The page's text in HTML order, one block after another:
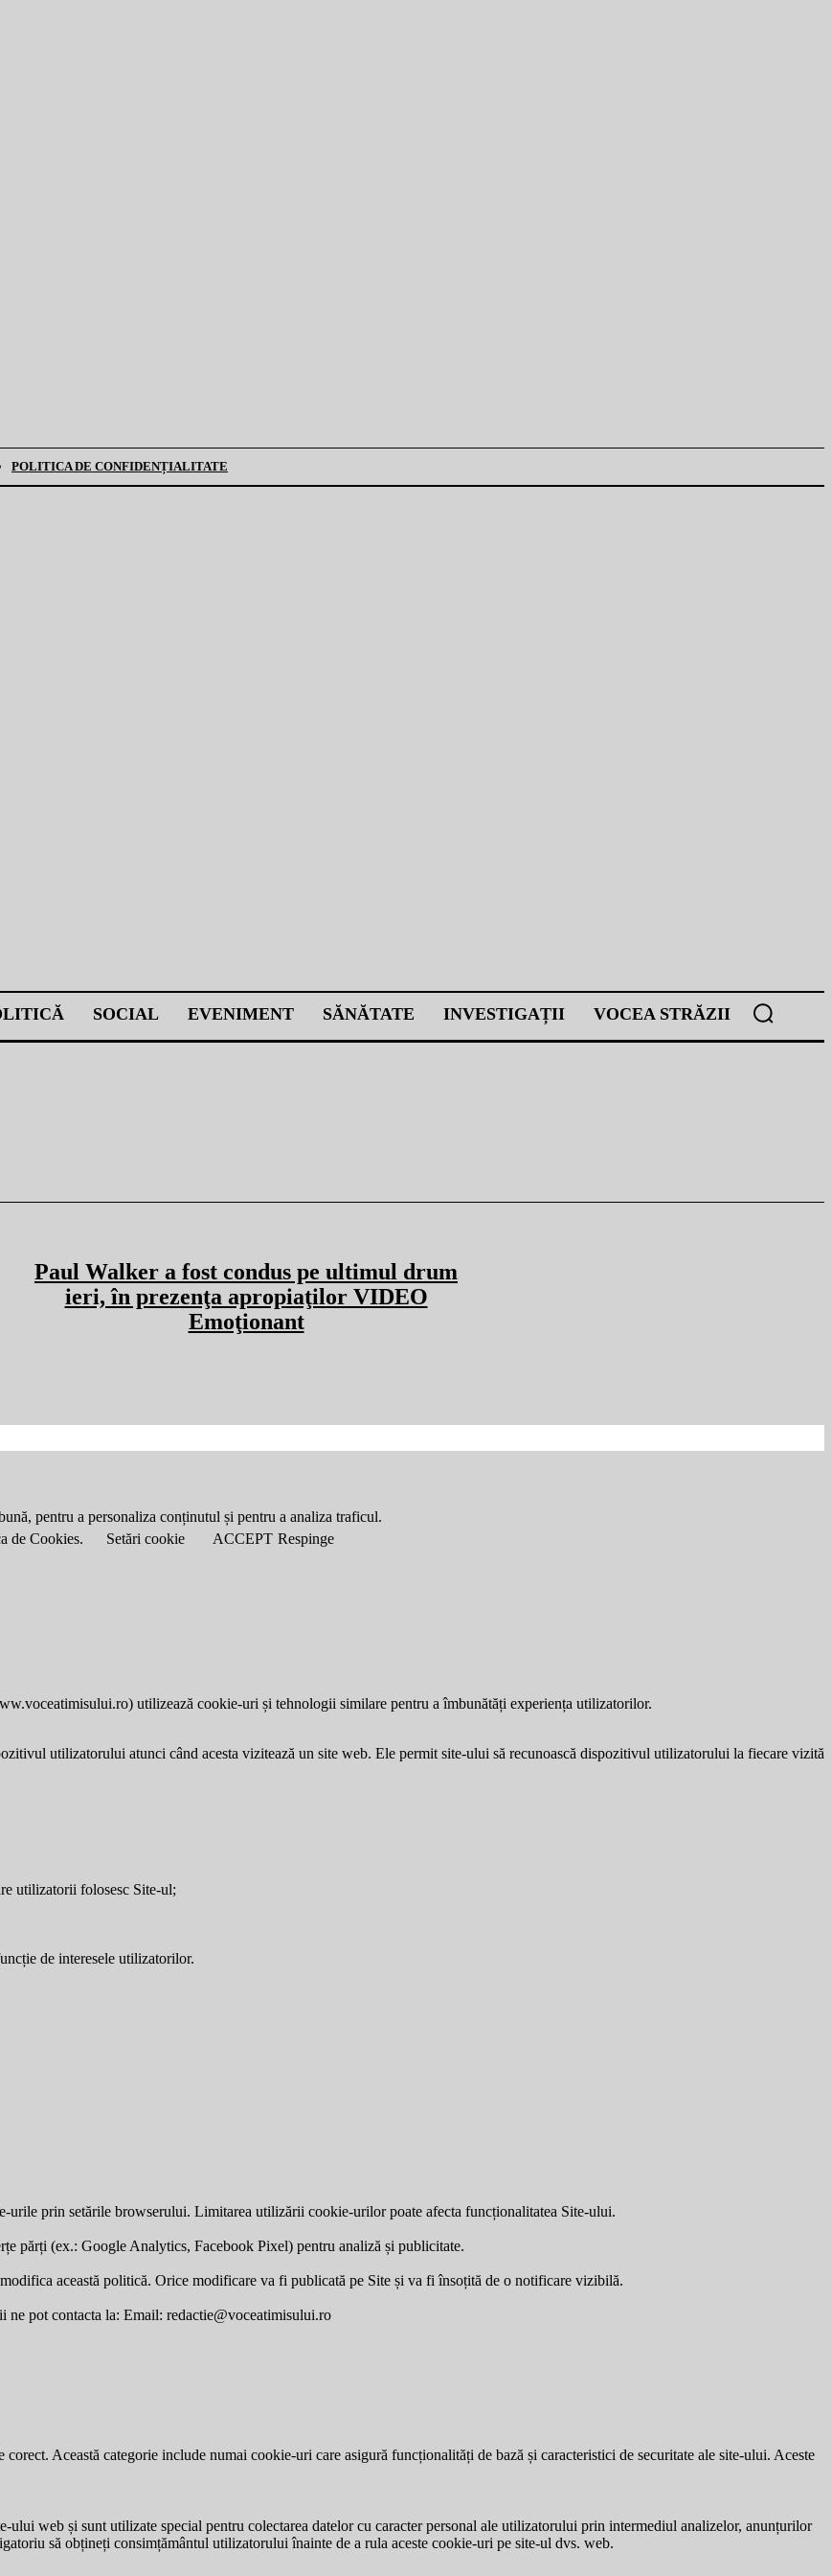
POLITICA DE CONFIDENȚIALITATE
SOCIAL EVENIMENT SĂNĂTATE INVESTIGAȚII VOCEA STRĂZII
Paul Walker a fost condus pe ultimul drum
ieri, în prezenţa apropiaţilor VIDEO
Emoţionant
pentru a personaliza conținutul și pentru a analiza traficul.
de Cookies.
Setări cookie ACCEPT Respinge
) utilizează cookie-uri și tehnologii similare pentru a îmbunătăți experiența utilizatorilor.
utilizatorului atunci când acesta vizitează un site web. Ele permit site-ului să recunoască dispozitivul utilizatorului la fiecare vizită
utilizatorii folosesc Site-ul;
de interesele utilizatorilor.
urile prin setările browserului. Limitarea utilizării cookie-urilor poate afecta funcționalitatea Site-ului.
părți (ex.: Google Analytics, Facebook Pixel) pentru analiză și publicitate.
această politică. Orice modificare va fi publicată pe Site și va fi însoțită de o notificare vizibilă.
ne pot contacta la: Email: redactie@voceatimisului.ro
Această categorie include numai cookie-uri care asigură funcționalități de bază și caracteristici de securitate ale site-ului. Aceste
ului web și sunt utilizate special pentru colectarea datelor cu caracter personal ale utilizatorului prin intermediul analizelor, anunțurilor
să obțineți consimțământul utilizatorului înainte de a rula aceste cookie-uri pe site-ul dvs. web.